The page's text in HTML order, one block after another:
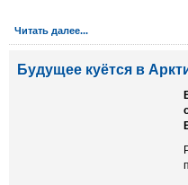
Читать далее...
Будущее куётся в